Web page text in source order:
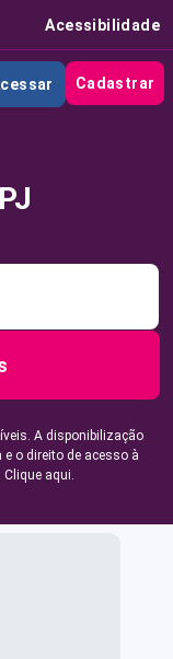
Acessibilidade
Cadastrar
A disponibilização
o direito de acesso à
Clique aqui.